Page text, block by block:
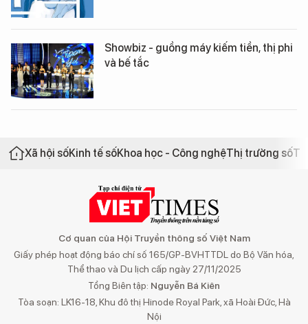
Showbiz - guồng máy kiếm tiền, thị phi
và bế tắc
Xã hội sốKinh tế sốKhoa học - Công nghệThị trường số
Cơ quan của Hội Truyền thông số Việt Nam
Giấy phép hoạt động báo chí số 165/GP-BVHTTDL do Bộ Văn hóa,
Thể thao và Du lịch cấp ngày 27/11/2025
Tổng Biên tập: Nguyễn Bá Kiên
Tòa soạn: LK16-18, Khu đô thị Hinode Royal Park, xã Hoài Đức, Hà
Nội